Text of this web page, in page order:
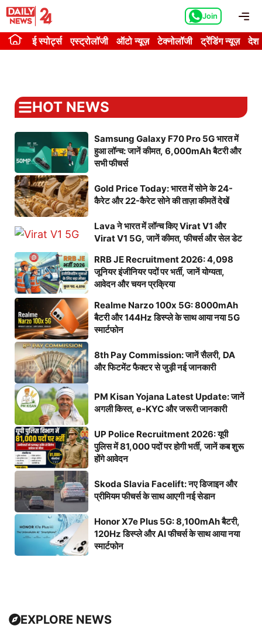
Skip
content
Join
ई स्पोर्ट्स एस्ट्रोलॉजी ऑटो न्यूज़ टेक्नोलॉजी ट्रेंडिंग न्यूज़ देश
HOT NEWS
Samsung Galaxy F70 Pro 5G भारत में
हुआ लॉन्च: जानें कीमत, 6,000mAh बैटरी और
सभी फीचर्स
Gold Price Today: भारत में सोने के 24-
कैरेट और 22-कैरेट सोने की ताज़ा कीमतें देखें
Lava ने भारत में लॉन्च किए Virat V1 और
Virat V1 5G, जानें कीमत, फीचर्स और सेल डेट
RRB JE Recruitment 2026: 4,098
जूनियर इंजीनियर पदों पर भर्ती, जानें योग्यता,
आवेदन और चयन प्रक्रिया
Realme Narzo 100x 5G: 8000mAh
बैटरी और 144Hz डिस्प्ले के साथ आया नया 5G
स्मार्टफोन
8th Pay Commission: जानें सैलरी, DA
और फिटमेंट फैक्टर से जुड़ी नई जानकारी
PM Kisan Yojana Latest Update: जानें
अगली किस्त, e-KYC और जरूरी जानकारी
UP Police Recruitment 2026: यूपी
पुलिस में 81,000 पदों पर होगी भर्ती, जानें कब शुरू
होंगे आवेदन
Skoda Slavia Facelift: नए डिजाइन और
प्रीमियम फीचर्स के साथ आएगी नई सेडान
Honor X7e Plus 5G: 8,100mAh बैटरी,
120Hz डिस्प्ले और AI फीचर्स के साथ आया नया
स्मार्टफोन
EXPLORE NEWS